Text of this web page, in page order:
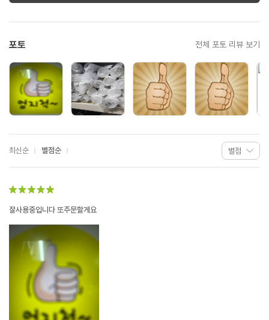
포토 전체 포토 리뷰 보기
최신순 별점순
잘사용중입니다 또주문할게요